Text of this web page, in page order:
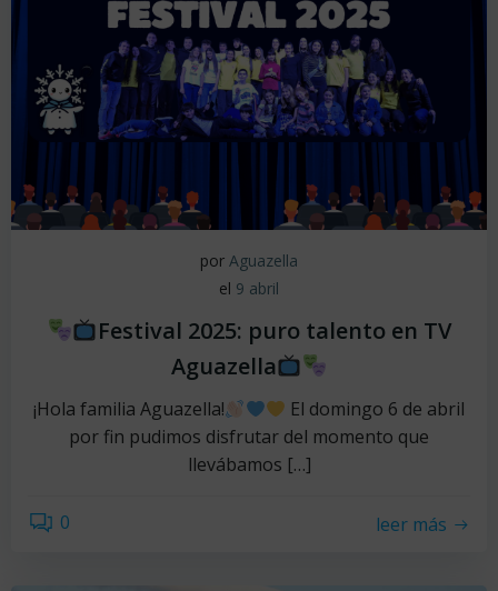
por Aguazella
el 9 abril
Festival 2025: puro talento en TV
Aguazella
¡Hola familia Aguazella!
El domingo 6 de abril
por fin pudimos disfrutar del momento que
llevábamos […]
0 leer más